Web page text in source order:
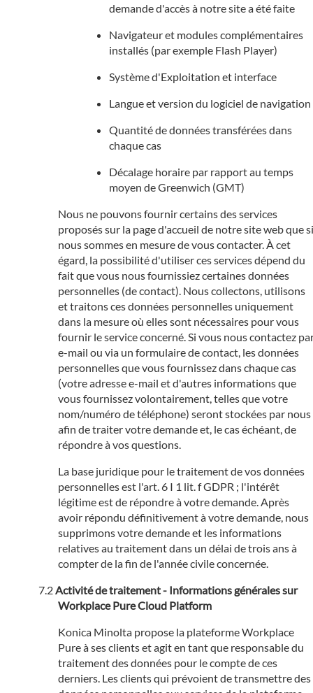
demande d'accès à notre site a été faite
Navigateur et modules complémentaires
installés (par exemple Flash Player)
Système d'Exploitation et interface
Langue et version du logiciel de navigation
Quantité de données transférées dans
chaque cas
Décalage horaire par rapport au temps
moyen de Greenwich (GMT)
Nous ne pouvons fournir certains des services
proposés sur la page d'accueil de notre site web que si
nous sommes en mesure de vous contacter. À cet
égard, la possibilité d'utiliser ces services dépend du
fait que vous nous fournissiez certaines données
personnelles (de contact). Nous collectons, utilisons
et traitons ces données personnelles uniquement
dans la mesure où elles sont nécessaires pour vous
fournir le service concerné. Si vous nous contactez
e-mail ou via un formulaire de contact, les données
personnelles que vous fournissez dans chaque cas
(votre adresse e-mail et d'autres informations que
vous fournissez volontairement, telles que votre
nom/numéro de téléphone) seront stockées par nous
afin de traiter votre demande et, le cas échéant, de
répondre à vos questions.
La base juridique pour le traitement de vos données
personnelles est l'art. 6 I 1 lit. f GDPR ; l'intérêt
légitime est de répondre à votre demande. Après
avoir répondu définitivement à votre demande, nous
supprimons votre demande et les informations
relatives au traitement dans un délai de trois ans à
compter de la fin de l'année civile concernée.
Activité de traitement - Informations générales sur
Workplace Pure Cloud Platform
Konica Minolta propose la plateforme Workplace
Pure à ses clients et agit en tant que responsable du
traitement des données pour le compte de ces
derniers. Les clients qui prévoient de transmettre des